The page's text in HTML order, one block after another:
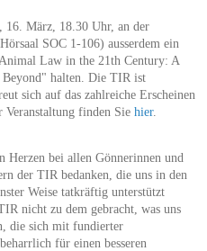
16. März, 18.30 Uhr, an der
SOC 1-106) ausserdem ein
Law in the 21th Century: A
halten. Die TIR ist
sich auf das zahlreiche Erscheinen
finden Sie hier.
Herzen bei allen Gönnerinnen und
der TIR bedanken, die uns in den
Weise tatkräftig unterstützt
nicht zu dem gebracht, was uns
die sich mit fundierter
für einen besseren